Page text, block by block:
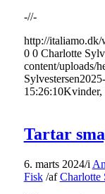
-//-
http://italiamo.dk/
0 0 Charlotte
content/uploads/
Sylvestersen
15:26:10Kvinder,
Tartar
6. marts 2024/i
Fisk /afCharlotte